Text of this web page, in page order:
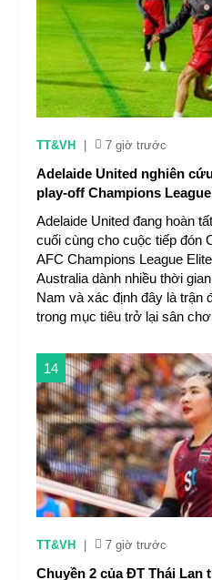
TT&VH 7 giờ trước
Adelaide United nghiên
play-off Champions
Adelaide United đang hoàn
cuối cùng cho cuộc tiếp đón
AFC Champions League
Australia dành nhiều thời
Nam và xác định đây là trận
trong mục tiêu trở lại sân
14
TT&VH 7 giờ trước
Chuyền 2 của ĐT Thái Lan